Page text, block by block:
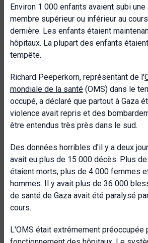
Environ 1 000 enfants avaient subi une
membre supérieur ou inférieur au
dernière. Les enfants étaient
hôpitaux. La plupart des enfants
tempête.
Richard Peeperkorn, représentant de l'
mondiale de la santé (OMS) dans le
occupé, a déclaré que partout à Gaza
violence avait repris et des
être entendus très près dans le sud.
Des données horribles d'il y a deux
avait eu plus de 15 000 décès. Plus
étaient morts, plus de 4 000 femmes
hommes. Il y avait plus de 36 000
de santé de Gaza avait été paralysé
cours.
L'OMS était extrêmement préoccupée